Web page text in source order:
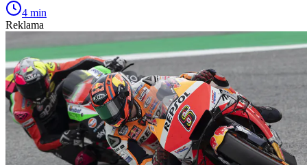
4 min
Reklama